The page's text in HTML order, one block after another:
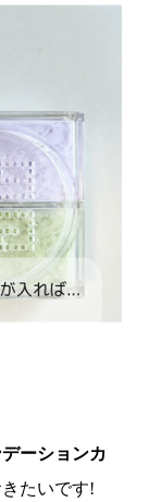
デーションカ
たいです!